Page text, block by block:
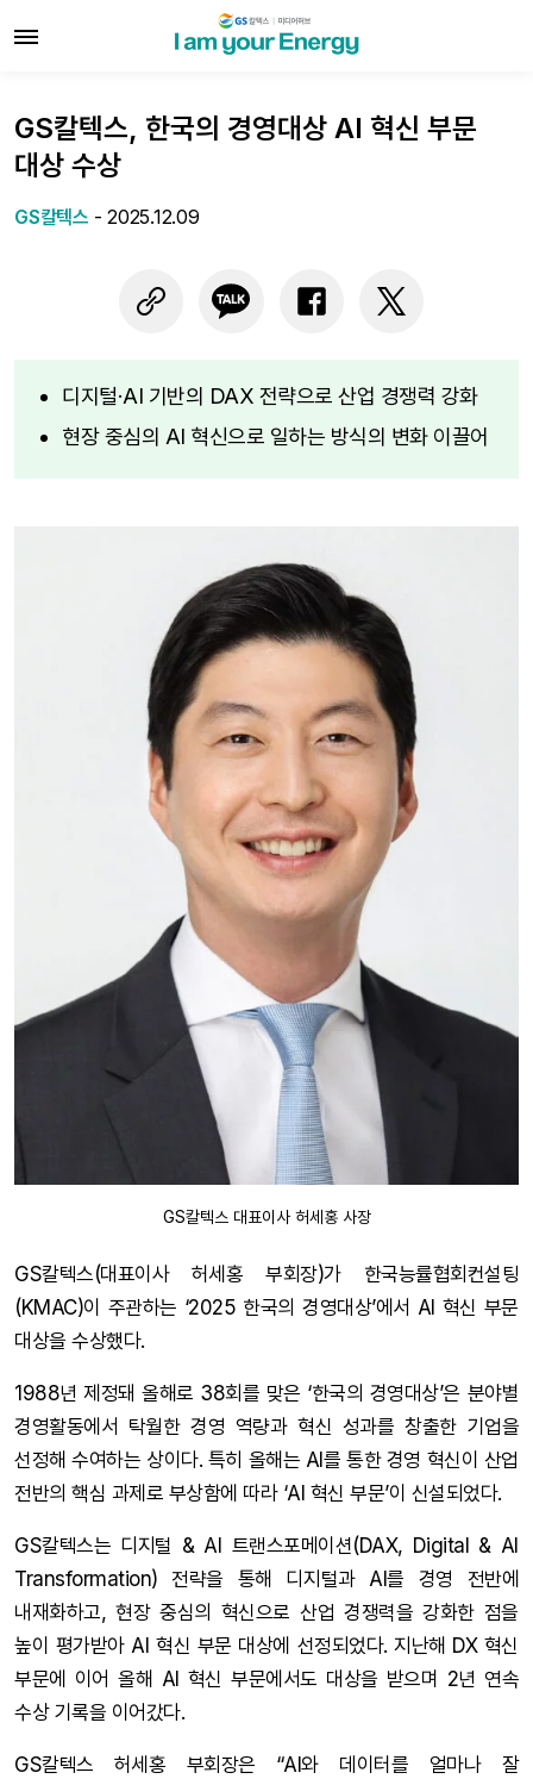
GS칼텍스, 한국의 경영대상 AI 혁신 부문
대상 수상
GS칼텍스 - 2025.12.09
디지털·AI 기반의 DAX 전략으로 산업 경쟁력 강화
현장 중심의 AI 혁신으로 일하는 방식의 변화 이끌어
GS칼텍스 대표이사 허세홍 사장
GS칼텍스(대표이사 허세홍 부회장)가 한국능률협회컨설팅
(KMAC)이 주관하는 ‘2025 한국의 경영대상’에서 AI 혁신 부문
대상을 수상했다.
1988년 제정돼 올해로 38회를 맞은 ‘한국의 경영대상’은 분야별
경영활동에서 탁월한 경영 역량과 혁신 성과를 창출한 기업을
선정해 수여하는 상이다. 특히 올해는 AI를 통한 경영 혁신이 산업
전반의 핵심 과제로 부상함에 따라 ‘AI 혁신 부문’이 신설되었다.
GS칼텍스는 디지털 & AI 트랜스포메이션(DAX, Digital & AI
Transformation) 전략을 통해 디지털과 AI를 경영 전반에
내재화하고, 현장 중심의 혁신으로 산업 경쟁력을 강화한 점을
높이 평가받아 AI 혁신 부문 대상에 선정되었다. 지난해 DX 혁신
부문에 이어 올해 AI 혁신 부문에서도 대상을 받으며 2년 연속
수상 기록을 이어갔다.
GS칼텍스 허세홍 부회장은 “AI와 데이터를 얼마나 잘